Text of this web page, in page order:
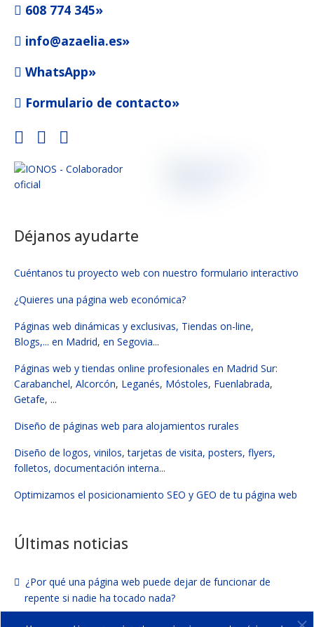
Déjanos ayudarte
Cuéntanos tu proyecto web con nuestro formulario interactivo
¿Quieres una página web económica?
Páginas web dinámicas y exclusivas, Tiendas on-line,
Blogs,... en Madrid, en Segovia...
Páginas web y tiendas online profesionales en Madrid Sur:
Carabanchel, Alcorcón, Leganés, Móstoles, Fuenlabrada,
Getafe, ...
Diseño de páginas web para alojamientos rurales
Diseño de logos, vinilos, tarjetas de visita, posters, flyers,
folletos, documentación interna...
Optimizamos el posicionamiento SEO y GEO de tu página web
Últimas noticias
¿Por qué una página web puede dejar de funcionar de
repente si nadie ha tocado nada?
608 774 345»
info@azaelia.es»
WhatsApp»
Formulario de contacto»